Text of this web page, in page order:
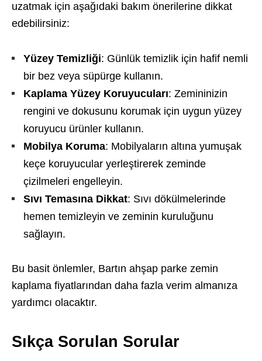
uzatmak için aşağıdaki bakım önerilerine dikkat
edebilirsiniz:
Yüzey Temizliği: Günlük temizlik için hafif nemli
bir bez veya süpürge kullanın.
Kaplama Yüzey Koruyucuları: Zemininizin
rengini ve dokusunu korumak için uygun yüzey
koruyucu ürünler kullanın.
Mobilya Koruma: Mobilyaların altına yumuşak
keçe koruyucular yerleştirerek zeminde
çizilmeleri engelleyin.
Sıvı Temasına Dikkat: Sıvı dökülmelerinde
hemen temizleyin ve zeminin kuruluğunu
sağlayın.
Bu basit önlemler, Bartın ahşap parke zemin
kaplama fiyatlarından daha fazla verim almanıza
yardımcı olacaktır.
Sıkça Sorulan Sorular